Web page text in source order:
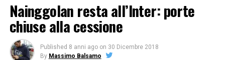
Nainggolan resta all’Inter: porte
chiuse alla cessione
Published 8 anni ago on 30 Dicembre 2018
By Massimo Balsamo